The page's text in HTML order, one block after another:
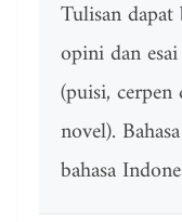
Tulisan
opini dan
(puisi,
novel).
bahasa